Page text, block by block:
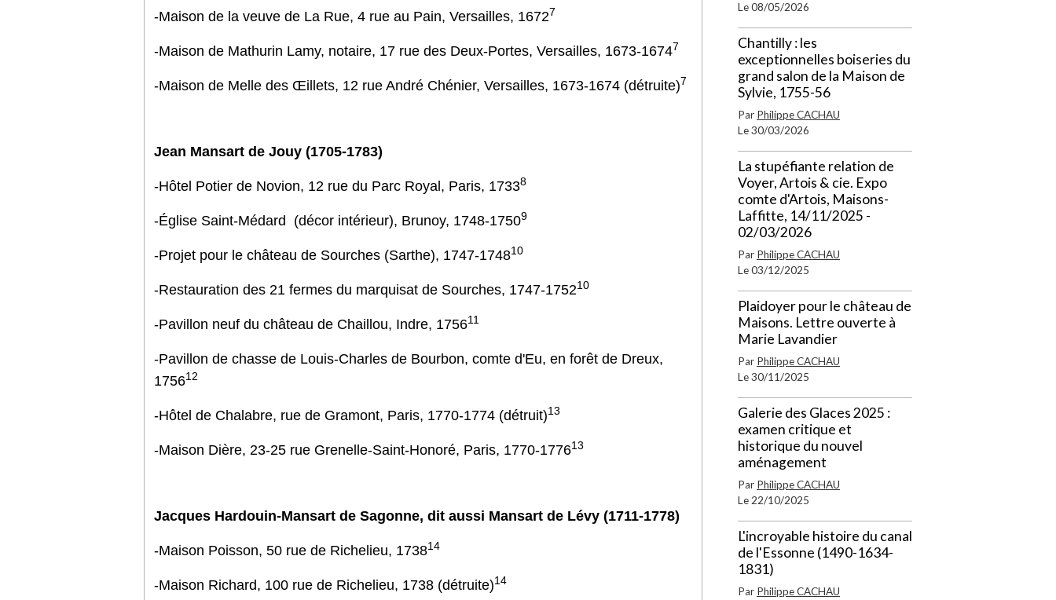
-Maison de la veuve de La Rue, 4 rue au Pain, Versailles, 16727
-Maison de Mathurin Lamy, notaire, 17 rue des Deux-Portes, Versailles, 1673-16747
-Maison de Melle des Œillets, 12 rue André Chénier, Versailles, 1673-1674 (détruite)7
Jean Mansart de Jouy (1705-1783)
-Hôtel Potier de Novion, 12 rue du Parc Royal, Paris, 17338
-Église Saint-Médard (décor intérieur), Brunoy, 1748-17509
-Projet pour le château de Sourches (Sarthe), 1747-174810
-Restauration des 21 fermes du marquisat de Sourches, 1747-175210
-Pavillon neuf du château de Chaillou, Indre, 175611
-Pavillon de chasse de Louis-Charles de Bourbon, comte d'Eu, en forêt de Dreux,
175612
-Hôtel de Chalabre, rue de Gramont, Paris, 1770-1774 (détruit)13
-Maison Dière, 23-25 rue Grenelle-Saint-Honoré, Paris, 1770-177613
Jacques Hardouin-Mansart de Sagonne, dit aussi Mansart de Lévy (1711-1778)
-Maison Poisson, 50 rue de Richelieu, 173814
-Maison Richard, 100 rue de Richelieu, 1738 (détruite)14
Le 08/05/2026
Chantilly : les
exceptionnelles boiseries du
grand salon de la Maison de
Sylvie, 1755-56
Par Philippe CACHAU
Le 30/03/2026
La stupéfiante relation de
Voyer, Artois & cie. Expo
comte d'Artois, Maisons-
Laffitte, 14/11/2025 -
02/03/2026
Par Philippe CACHAU
Le 03/12/2025
Plaidoyer pour le château de
Maisons. Lettre ouverte à
Marie Lavandier
Par Philippe CACHAU
Le 30/11/2025
Galerie des Glaces 2025 :
examen critique et
historique du nouvel
aménagement
Par Philippe CACHAU
Le 22/10/2025
L'incroyable histoire du canal
de l'Essonne (1490-1634-
1831)
Par Philippe CACHAU